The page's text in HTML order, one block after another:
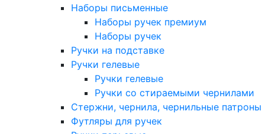
Наборы письменные
Наборы ручек премиум
Наборы ручек
Ручки на подставке
Ручки гелевые
Ручки гелевые
Ручки со стираемыми чернилами
Стержни, чернила, чернильные патроны
Футляры для ручек